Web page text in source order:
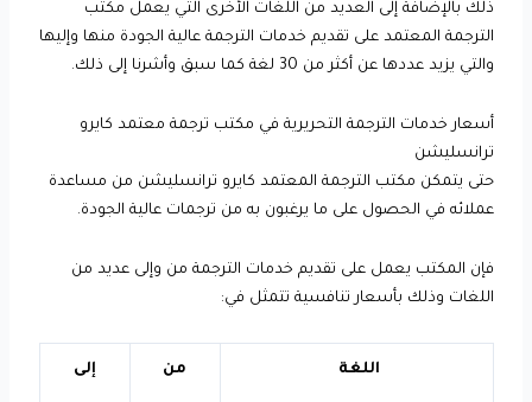
ذلك بالإضافة إلى العديد من اللغات الأخرى التي يعمل مكتب
الترجمة المعتمد على تقديم خدمات الترجمة عالية الجودة منها وإليها
والتي يزيد عددها عن أكثر من 30 لغة كما سبق وأشرنا إلى ذلك.
أسعار خدمات الترجمة التحريرية في مكتب ترجمة معتمد كايرو
ترانسليشن
حتى يتمكن مكتب الترجمة المعتمد كايرو ترانسليشن من مساعدة
عملائه في الحصول على ما يرغبون به من ترجمات عالية الجودة.
فإن المكتب يعمل على تقديم خدمات الترجمة من وإلى عديد من
اللغات وذلك بأسعار تنافسية تتمثل في:
اللغة من إلى